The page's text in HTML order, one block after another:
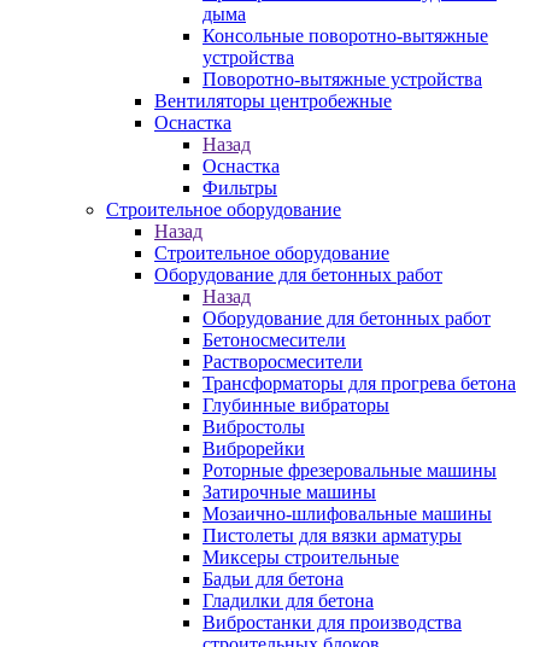
дыма
Консольные поворотно-вытяжные
устройства
Поворотно-вытяжные устройства
Вентиляторы центробежные
Оснастка
Назад
Оснастка
Фильтры
Строительное оборудование
Назад
Строительное оборудование
Оборудование для бетонных работ
Назад
Оборудование для бетонных работ
Бетоносмесители
Растворосмесители
Трансформаторы для прогрева бетона
Глубинные вибраторы
Вибростолы
Виброрейки
Роторные фрезеровальные машины
Затирочные машины
Мозаично-шлифовальные машины
Пистолеты для вязки арматуры
Миксеры строительные
Бадьи для бетона
Гладилки для бетона
Вибростанки для производства